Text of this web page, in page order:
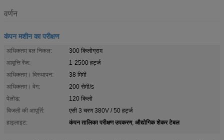
वर्णन
कंपन मशीन का परीक्षण
अधिकतम बल निकल:
300 किलोग्राम
आवृत्ति रेंज:
1-2500 हर्ट्ज
अधिकतम। विस्थापन:
38 मिमी
अधिकतम। वेग:
200 सेमी/s
पेलोड:
120 किलो
बिजली की आपूर्ति:
एसी 3 चरण 380V / 50 हर्ट्ज
हाइलाइट:
कंपन तालिका परीक्षण उपकरण, औद्योगिक शेकर टेबल